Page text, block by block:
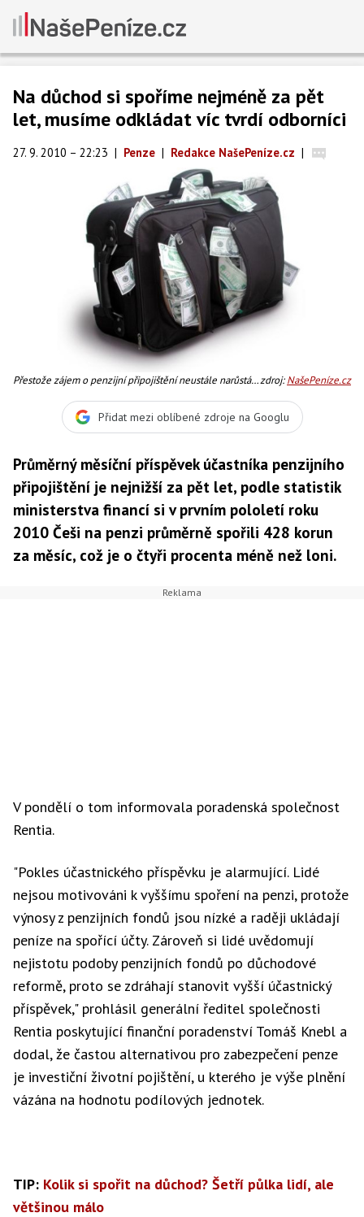
Na důchod si spoříme nejméně za pět
let, musíme odkládat víc tvrdí odborníci
27. 9. 2010 – 22:23 | Penze | Redakce NašePeníze.cz |
Přestože zájem o penzijní připojištění neustále narůstá,
2000, Foto:SXC
zdroj:NašePeníze.cz
Přidat mezi oblíbené zdroje na Googlu
Průměrný měsíční příspěvek účastníka penzijního
připojištění je nejnižší za pět let, podle statistik
ministerstva financí si v prvním pololetí roku
2010 Češi na penzi průměrně spořili 428 korun
za měsíc, což je o čtyři procenta méně než loni.
V pondělí o tom informovala poradenská společnost
Rentia.
"Pokles účastnického příspěvku je alarmující. Lidé
nejsou motivováni k vyššímu spoření na penzi, protože
výnosy z penzijních fondů jsou nízké a raději ukládají
peníze na spořící účty. Zároveň si lidé uvědomují
nejistotu podoby penzijních fondů po důchodové
reformě, proto se zdráhají stanovit vyšší účastnický
příspěvek," prohlásil generální ředitel společnosti
Rentia poskytující finanční poradenství Tomáš Knebl a
dodal, že častou alternativou pro zabezpečení penze
je investiční životní pojištění, u kterého je výše plnění
vázána na hodnotu podílových jednotek.
TIP: Kolik si spořit na důchod? Šetří půlka lidí, ale
většinou málo